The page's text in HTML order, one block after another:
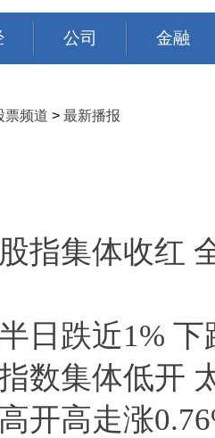
公司 金融
票频道 > 最新播报
指集体收红
日跌近1% 下
数集体低开
开高走涨